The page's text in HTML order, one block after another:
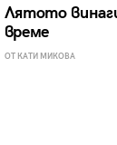
Лятото
време
ОТ КАТИ МИКОВА